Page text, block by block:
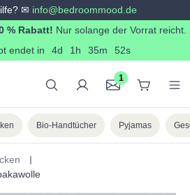
✉ info@bedroommood.de
% Rabatt! Nur solange der Vorrat reicht.
endet in
4d 1h 35m 51s
1
Bio-Handtücher Pyjamas